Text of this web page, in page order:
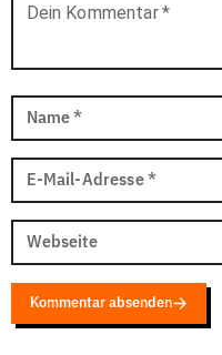
Dein Kommentar*
Name *
E-Mail-Adresse *
Webseite
Kommentar absenden